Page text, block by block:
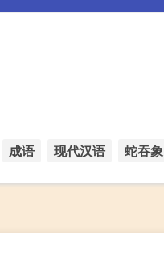
成语 现代汉语 蛇吞象